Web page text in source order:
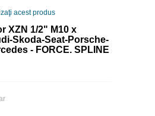
acest produs
XZN 1/2" M10 x
Skoda-Seat-Porsche-
- FORCE. SPLINE